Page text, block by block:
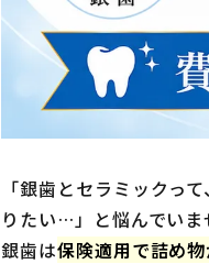
「銀歯とセラミックっ
りたい…」と悩んでいま
銀歯は保険適用で詰め